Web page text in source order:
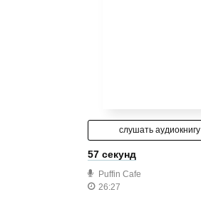
слушать аудиокнигу
57 секунд
Puffin Cafe
26:27